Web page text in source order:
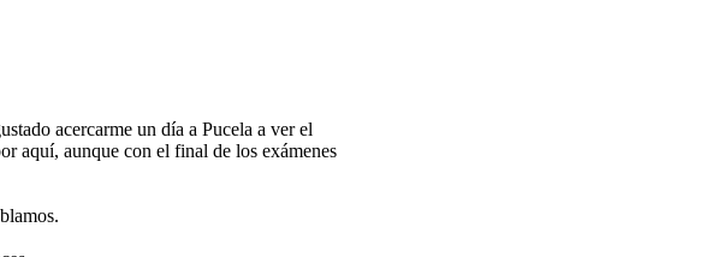
acercarme un día a Pucela a ver el
aquí, aunque con el final de los exámenes